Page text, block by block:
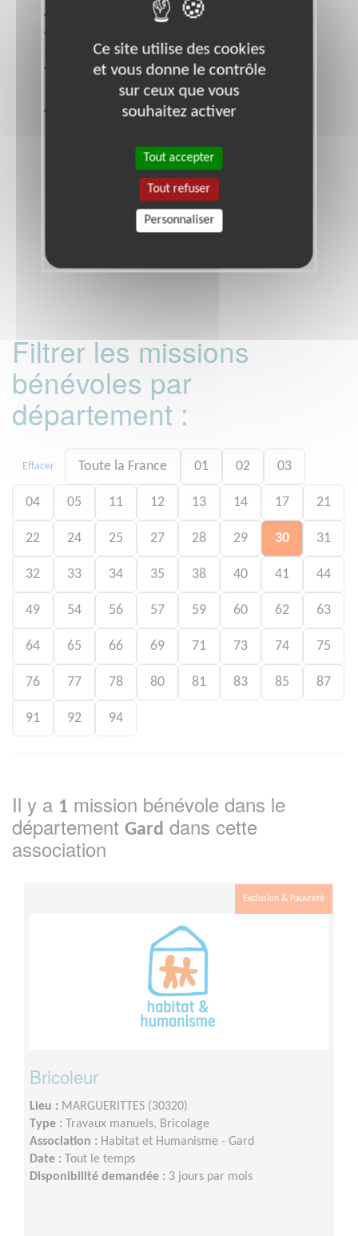
https://www.habitat-humanisme.org/
Triangle PUTEAUX (92800)
Heures d'ouverture
Lundi à Vendredi 9 h / 17 h
Ouvrir le plan d'accès
Filtrer les missions
bénévoles par
département :
Effacer Toute la France 01 02 03
04 05 11 12 13 14 17 21
22 24 25 27 28 29 30 31
32 33 34 35 38 40 41 44
49 54 56 57 59 60 62 63
64 65 66 69 71 73 74 75
76 77 78 80 81 83 85 87
91 92 94
Il y a 1 mission bénévole dans le
département Gard dans cette
association
Exclusion & Pauvreté
Bricoleur
Lieu : MARGUERITTES (30320)
Type :
Travaux manuels, Bricolage
Association : Habitat et Humanisme - Gard
Date :
Tout le temps
Disponibilité demandée : 3 jours par mois
Ce site utilise des cookies
et vous donne le contrôle
sur ceux que vous
souhaitez activer
Tout accepter
Tout refuser
Personnaliser